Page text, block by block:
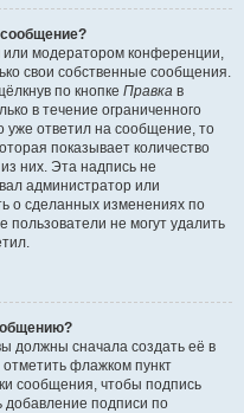
или модератором конференции,
свои собственные сообщения.
по кнопке Правка в
в течение ограниченного
уже ответил на сообщение, то
показывает количество
них. Эта надпись не
администратор или
о сделанных изменениях по
не могут удалить
должны сначала создать её в
флажком пункт
сообщения, чтобы подпись
добавление подписи по